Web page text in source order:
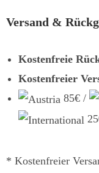
Versand &
Kostenfreie
Kostenfreier
85€ /
* Kostenfreier